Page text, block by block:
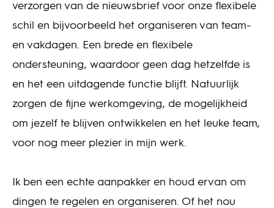
verzorgen van de nieuwsbrief voor onze flexibele
schil en bijvoorbeeld het organiseren van team-
en vakdagen. Een brede en flexibele
ondersteuning, waardoor geen dag hetzelfde is
en het een uitdagende functie blijft. Natuurlijk
zorgen de fijne werkomgeving, de mogelijkheid
om jezelf te blijven ontwikkelen en het leuke team,
voor nog meer plezier in mijn werk.
Ik ben een echte aanpakker en houd ervan om
dingen te regelen en organiseren. Of het nou